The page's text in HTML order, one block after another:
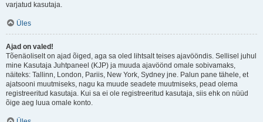
varjatud kasutaja.
Üles
Ajad on valed!
Tõenäoliselt on ajad õiged, aga sa oled lihtsalt teises ajavööndis. Sellisel juhul
mine Kasutaja Juhtpaneel (KJP) ja muuda ajavöönd omale sobivamaks,
näiteks: Tallinn, London, Pariis, New York, Sydney jne. Palun pane tähele, et
ajatsooni muutmiseks, nagu ka muude seadete muutmiseks, pead olema
registreeritud kasutaja. Kui sa ei ole registreeritud kasutaja, siis ehk on nüüd
õige aeg luua omale konto.